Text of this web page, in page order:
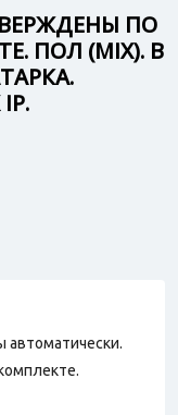
ПО
ПОЛ (MIX). В
автоматически.